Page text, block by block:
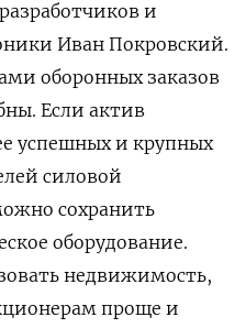
и
Иван Покровский.
оборонных заказов
Если актив
успешных и крупных
силовой
сохранить
оборудование.
недвижимость,
проще и